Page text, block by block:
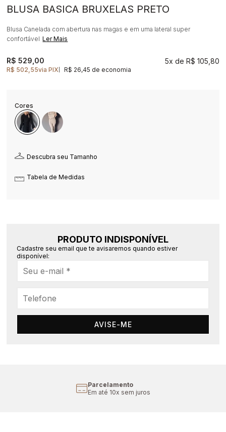
BLUSA BASICA BRUXELAS PRETO
Blusa Canelada com abertura nas magas e em uma lateral super
confortável Ler Mais
R$ 502,55via PIX R$ 26,45 de economia
R$ 529,00 5x R$ 105,80
Descubra seu Tamanho
Tabela de Medidas
PRODUTO INDISPONÍVEL
Cadastre seu email que te avisaremos quando estiver
disponível:
AVISE-ME
Parcelamento
Em até 10x sem juros